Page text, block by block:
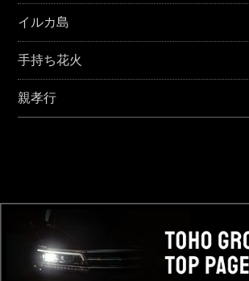
イルカ島
手持ち花火
親孝行